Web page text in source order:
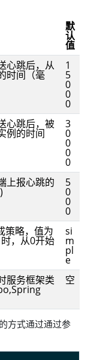
默
认
值
心跳后，从
时间（毫
1
5
0
0
0
心跳后，被
例的时间
3
0
0
0
0
上报心跳的 5
0
0
0
策略，值为
时，从0开始
si
m
pl
e
服务框架类 空
的方式通过通过参